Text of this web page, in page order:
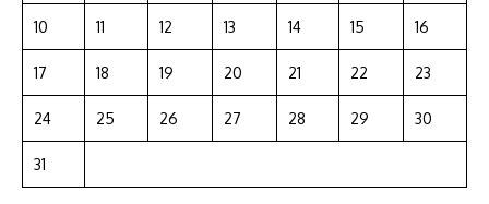
10 11 12 13 14 15 16
17 18 19 20 21 22 23
24 25 26 27 28 29 30
31